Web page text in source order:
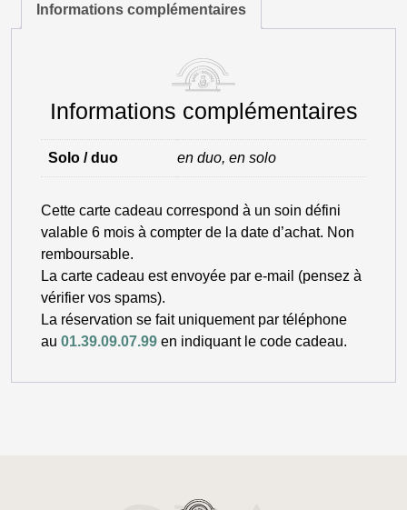
Collection
Réflexologie
Informations complémentaires
Informations complémentaires
Solo / duo en duo, en solo
Cette carte cadeau correspond à un soin défini
valable 6 mois à compter de la date d’achat. Non
remboursable.
La carte cadeau est envoyée par e-mail (pensez à
vérifier vos spams).
La réservation se fait uniquement par téléphone
au 01.39.09.07.99 en indiquant le code cadeau.